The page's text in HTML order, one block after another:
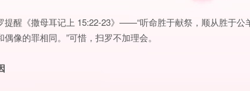
提醒《撒母耳记上 15:22-23》——“听命胜于献祭，顺从胜于公
像的罪相同。”可惜，扫罗不加理会。